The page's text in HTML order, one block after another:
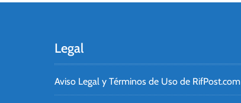
Legal
Aviso Legal y Términos de Uso de RifPost.com